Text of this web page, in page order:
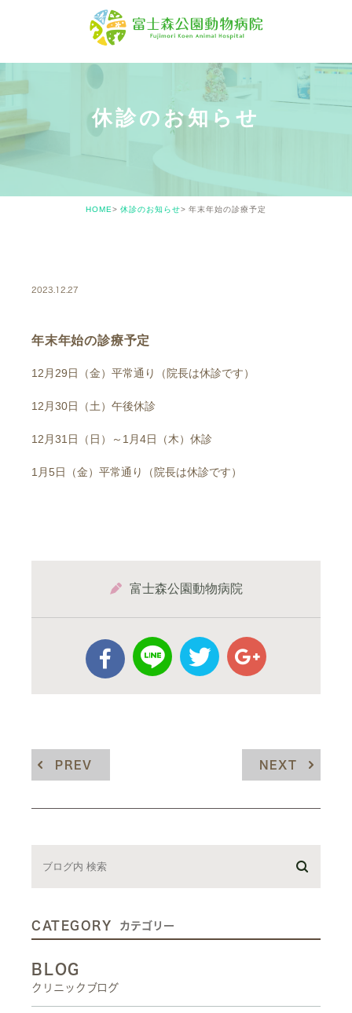
休診のお知らせ
HOME 休診のお知らせ 年末年始の診療予定
2023.12.27
年末年始の診療予定
12月29日（金）平常通り（院長は休診です）
12月30日（土）午後休診
12月31日（日）～1月4日（木）休診
1月5日（金）平常通り（院長は休診です）
富士森公園動物病院
PREV NEXT
CATEGORY カテゴリー
BLOG
クリニックブログ